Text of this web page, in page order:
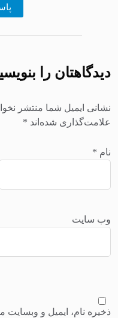
دیدگاهتان را
نشانی ایمیل شما منتشر
علامت‌گذاری شده‌اند *
نام *
وب‌ سایت
ذخیره نام، ایمیل و وبسایت